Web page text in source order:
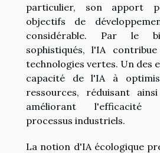
particulier, son apport
objectifs de
considérable. Par le
sophistiqués, l'IA
technologies vertes. Un des
capacité de l'IA à
ressources, réduisant
améliorant l'efficacité
processus industriels.
La notion d'IA écologique